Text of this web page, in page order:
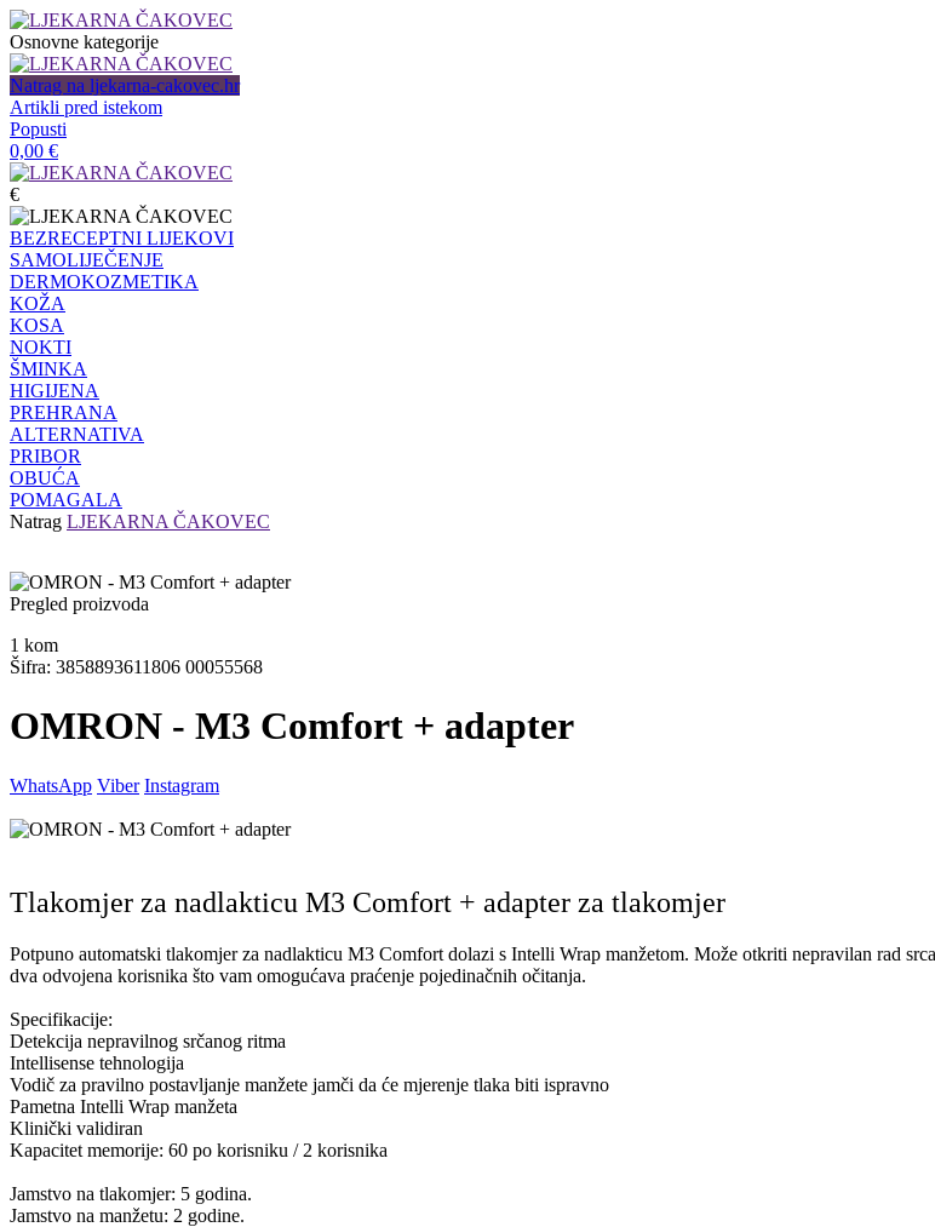
Osnovne kategorije
Natrag na ljekarna-cakovec.hr
Artikli pred istekom
Popusti
0,00 €
€
BEZRECEPTNI LIJEKOVI
SAMOLIJEČENJE
DERMOKOZMETIKA
KOŽA
KOSA
NOKTI
ŠMINKA
HIGIJENA
PREHRANA
ALTERNATIVA
PRIBOR
OBUĆA
POMAGALA
Natrag LJEKARNA ČAKOVEC
Pregled proizvoda
1 kom
Šifra: 3858893611806 00055568
OMRON - M3 Comfort + adapter
WhatsApp Viber Instagram
Tlakomjer za nadlakticu M3 Comfort + adapter za tlakomjer
Potpuno automatski tlakomjer za nadlakticu M3 Comfort dolazi s Intelli Wrap manžetom. Može otkriti nepravilan rad
dva odvojena korisnika što vam omogućava praćenje pojedinačnih očitanja.
Specifikacije:
Detekcija nepravilnog srčanog ritma
Intellisense tehnologija
Vodič za pravilno postavljanje manžete jamči da će mjerenje tlaka biti ispravno
Pametna Intelli Wrap manžeta
Klinički validiran
Kapacitet memorije: 60 po korisniku / 2 korisnika
Jamstvo na tlakomjer: 5 godina.
Jamstvo na manžetu: 2 godine.